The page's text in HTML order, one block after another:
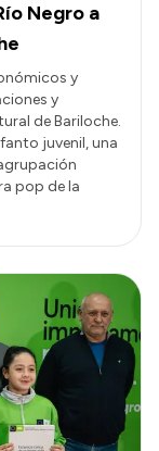
Negro a
y
y
de Bariloche.
juvenil, una
pop de la